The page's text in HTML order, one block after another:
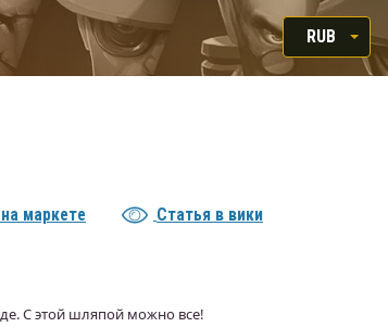
RUB
RUB
маркете
Статья в вики
С этой шляпой можно все!